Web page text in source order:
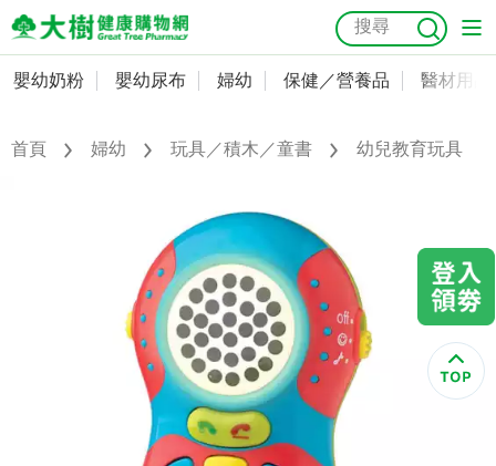
嬰幼奶粉
嬰幼尿布
抗菌 尿布 大樹獨家 益生菌 魚油 幼兒米餅 貓砂
會員資料及密碼修改
常用收件人清單
嬰幼奶粉 嬰幼尿布 婦幼 保健／營養品 醫材用品
首頁 婦幼 玩具／積木／童書 幼兒教育玩具